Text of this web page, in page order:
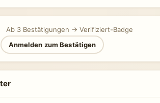
Ab 3 Bestätigungen → Verifiziert-Badge
Anmelden zum Bestätigen